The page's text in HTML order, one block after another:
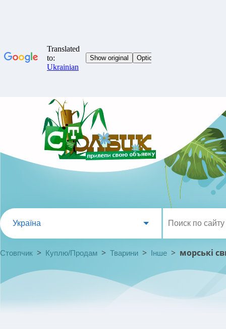
Україна
Стовпчик > Куплю/Продам > Тварини > Інше > морські